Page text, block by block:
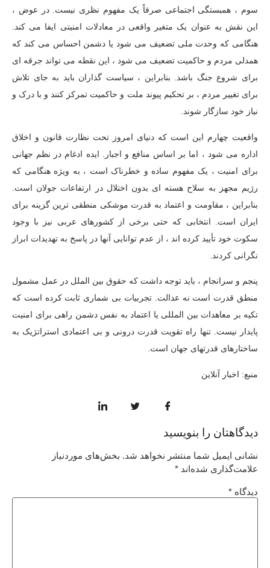
سوم ، همبستگی اجتماعی صرفاً یک مفهوم نظری نیست. در عوض ،
این نقش به عنوان یک متغیر واقعی در معادلات امنیتی ایفا می کند.
هنگامی که وحدت ملی تضعیف می شود یا دشمن احساس می کند که
همدلی مردم و حاکمیت تضعیف می شود ، این نقطه می تواند جرقه ای
برای شروع جنگ باشد. بنابراین ، سیاست گذاران باید به جای تلاش
برای تغییر مردم ، بر تحکیم پیوند ملت و حاکمیت تمرکز کنند و با درک و
نیاز خود سازگار شوند.
واقعیت چهارم این است که دنیای امروز تحت نظارت قانون و اخلاق
اداره می شود ، اما بر اساس منافع و اجبار. ایده ادغام در نظم جهانی
برای امنیت ، یک مفهوم ساده و خطرناک است ، به ویژه هنگامی که
رژیم مجهز به سلاح هسته ای بدون اختلال در ارتفاعات جولان است.
بنابراین ، مقاومت و اعتماد به قدرت موشکی منطقی ترین گزینه برای
ایران است. انتخابی که حتی برخی از کشورهای عربی نیز با وجود
سکوت خود تأیید کرده اند ، از عدم توانایی آنها در پاسخ به تهدیدات ابراز
نگرانی کردند.
پنجم و سرانجام ، باید توجه داشت كه حقوق بین الملل در عمل مشمول
منطق قدرت است نه عدالت. تجربیات بی شماری ثابت کرده است که
تکیه بر معاهدات بین المللی یا اعتماد به نفس دشمن راهی برای امنیت
پایدار نیست. تنها راه تقویت قدرت درونی و بی اعتمادی استراتژیک به
ساختارهای قدرتهای جهان است.
منبع: اخبار آنلاین
دیدگاهتان را بنویسید
نشانی ایمیل شما منتشر نخواهد شد. بخش‌های موردنیاز
علامت‌گذاری شده‌اند *
دیدگاه *